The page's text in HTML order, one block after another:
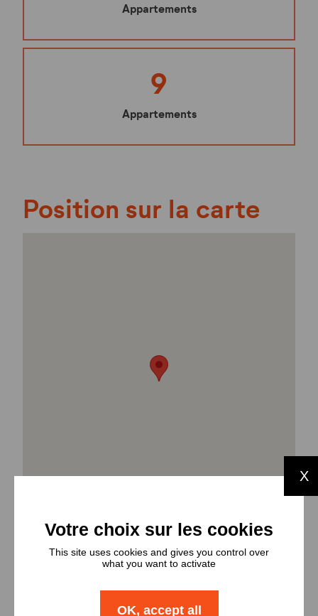
Appartements
9
Appartements
Position sur la carte
Types et
X
This site uses cookies and gives you control over
what you want to activate
OK, accept all